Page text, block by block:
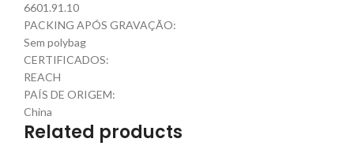
6601.91.10
PACKING APÓS GRAVAÇÃO:
Sem polybag
CERTIFICADOS:
REACH
PAÍS DE ORIGEM:
China
Related products